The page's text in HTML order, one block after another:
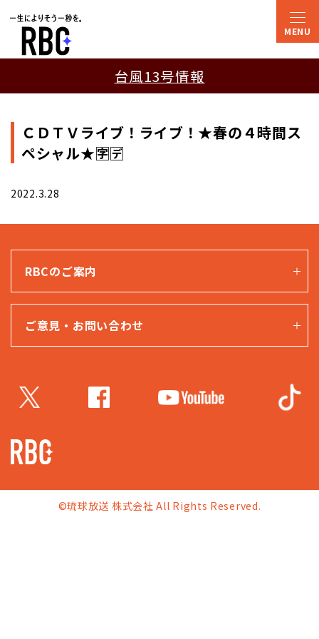
台風13号情報
ＣＤＴＶライブ！ライブ！★春の４時間ス
ペシャル★🈑🈓
2022.3.28
RBCのご案内
ご意見・お問い合わせ
©琉球放送 株式会社 All Rights Reserved.